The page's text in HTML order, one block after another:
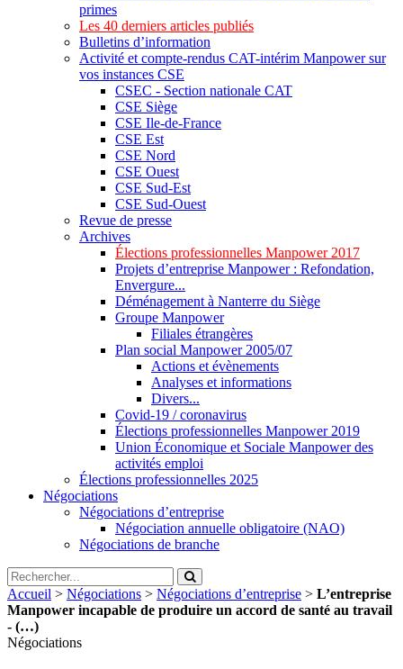
primes
Les 40 derniers articles publiés
Bulletins d’information
Activité et compte-rendus CAT-intérim Manpower sur
vos instances CSE
CSEC - Section nationale CAT
CSE Siège
CSE Ile-de-France
CSE Est
CSE Nord
CSE Ouest
CSE Sud-Est
CSE Sud-Ouest
Revue de presse
Archives
Élections professionnelles Manpower 2017
Projets d’entreprise Manpower : Refondation,
Envergure...
Déménagement à Nanterre du Siège
Groupe Manpower
Filiales étrangères
Plan social Manpower 2005/07
Actions et évènements
Analyses et informations
Divers...
Covid-19 / coronavirus
Élections professionnelles Manpower 2019
Union Économique et Sociale Manpower des
activités emploi
Élections professionnelles 2025
Négociations
Négociations d’entreprise
Négociation annuelle obligatoire (NAO)
Négociations de branche
Accueil > Négociations > Négociations d’entreprise > L’entreprise
Manpower incapable de produire un accord de santé au travail
- (…)
Négociations